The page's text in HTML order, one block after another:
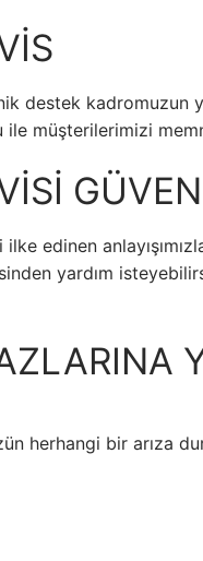
destek
ile müşterilerimizi
edinen
yardım
herhangi bir arıza